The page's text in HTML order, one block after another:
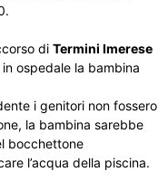
di Termini Imerese
ospedale la bambina
i genitori non fossero
la bambina sarebbe
bocchettone
l’acqua della piscina.